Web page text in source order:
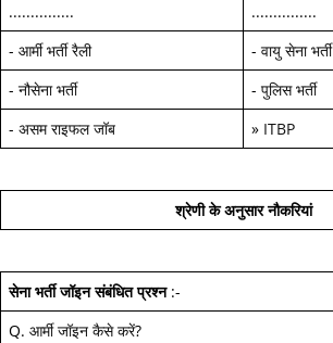
...............
...............
- आर्मी भर्ती रैली - वायु सेना भर्ती
- नौसेना भर्ती - पुलिस भर्ती
- असम राइफल जॉब » ITBP
श्रेणी के अनुसार नौकरियां
सेना भर्ती जॉइन संबंधित प्रश्न:-
Q. आर्मी जॉइन कैसे करें?